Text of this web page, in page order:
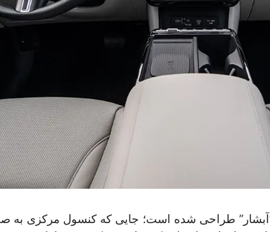
با الهام از یک “آبشار” طراحی شده است؛ جایی که کنسول مرکزی